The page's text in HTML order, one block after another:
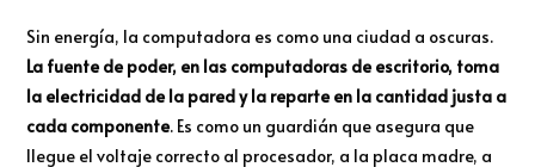
Sin energía, la computadora es como una ciudad a oscuras.
La fuente de poder, en las computadoras de escritorio, toma
la electricidad de la pared y la reparte en la cantidad justa a
cada componente. Es como un guardián que asegura que
llegue el voltaje correcto al procesador, a la placa madre, a